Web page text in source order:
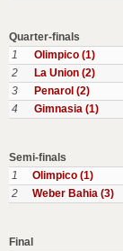
Quarter-finals
1
Olimpico (1)
2
La Union (2)
3
Penarol (2)
4
Gimnasia (1)
Semi-finals
1
Olimpico (1)
2
Weber Bahia (3)
Final